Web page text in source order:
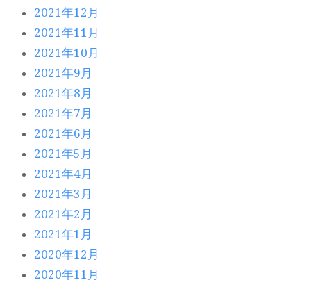
2021年12月
2021年11月
2021年10月
2021年9月
2021年8月
2021年7月
2021年6月
2021年5月
2021年4月
2021年3月
2021年2月
2021年1月
2020年12月
2020年11月